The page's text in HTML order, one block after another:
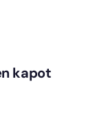
kapot